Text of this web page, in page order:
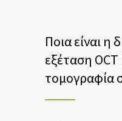
Ποια είναι η
εξέταση
τομογραφία